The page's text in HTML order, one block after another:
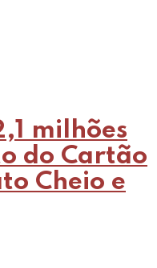
milhões
do Cartão
Cheio e